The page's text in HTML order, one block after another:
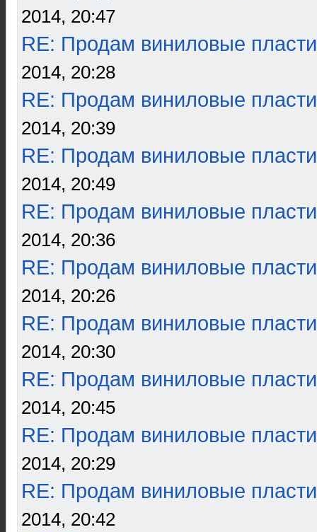
2014, 20:47
RE: Продам виниловые
2014, 20:28
RE: Продам виниловые
2014, 20:39
RE: Продам виниловые
2014, 20:49
RE: Продам виниловые
2014, 20:36
RE: Продам виниловые
2014, 20:26
RE: Продам виниловые
2014, 20:30
RE: Продам виниловые
2014, 20:45
RE: Продам виниловые
2014, 20:29
RE: Продам виниловые
2014, 20:42